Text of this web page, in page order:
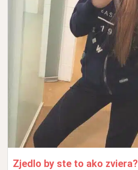
Zjedlo by ste to ako zviera?